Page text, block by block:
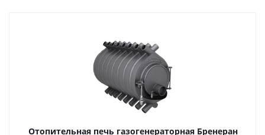
Отопительная печь газогенераторная Бренеран